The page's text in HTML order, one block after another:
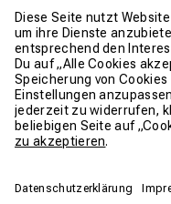
KONTAKT